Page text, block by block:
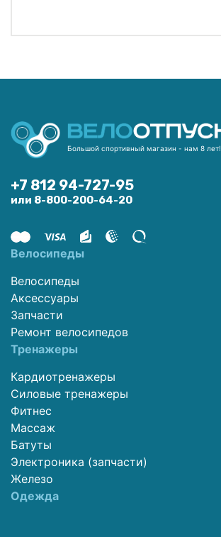
Большой спортивный магазин - нам 8 лет!
+7 812 94-727-95
или 8-800-200-64-20
Велосипеды
Велосипеды
Аксессуары
Запчасти
Ремонт велосипедов
Тренажеры
Кардиотренажеры
Силовые тренажеры
Фитнес
Массаж
Батуты
Электроника (запчасти)
Железо
Одежда